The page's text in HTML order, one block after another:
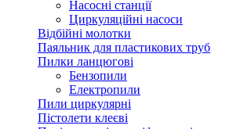
Насосні станції
Циркуляційні насоси
Відбійні молотки
Паяльник для пластикових труб
Пилки ланцюгові
Бензопили
Електропили
Пили циркулярні
Пістолети клеєві